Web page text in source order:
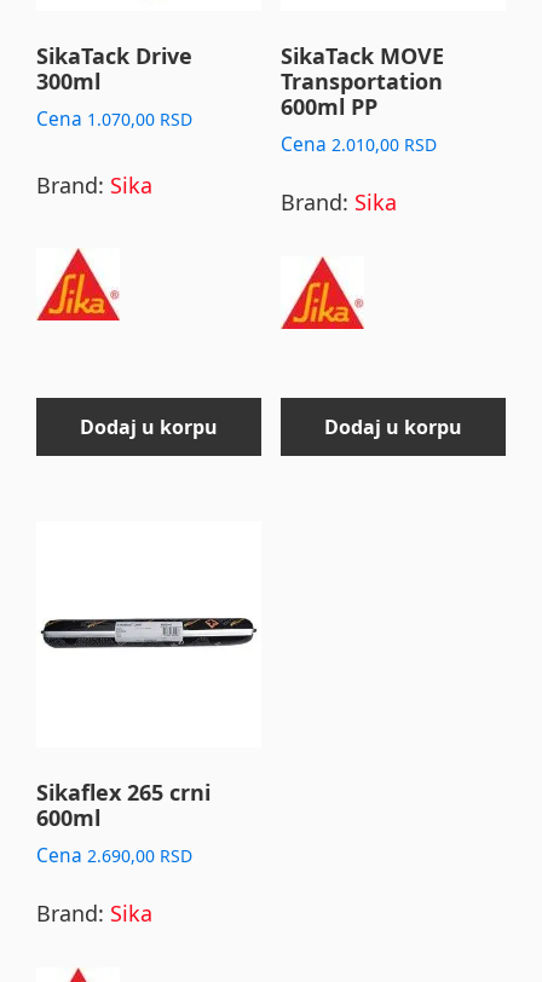
SikaTack Drive
300ml
Cena 1.070,00 RSD
Brand: Sika
Dodaj u korpu
SikaTack MOVE
Transportation
600ml PP
Cena 2.010,00 RSD
Brand: Sika
Dodaj u korpu
Sikaflex 265 crni
600ml
Cena 2.690,00 RSD
Brand: Sika